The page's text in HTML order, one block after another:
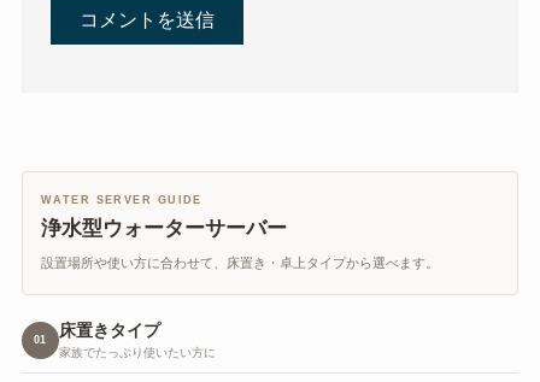
WATER SERVER GUIDE
浄水型ウォーターサーバー
設置場所や使い方に合わせて、床置き・卓上タイプから選べます。
01
床置きタイプ
家族でたっぷり使いたい方に